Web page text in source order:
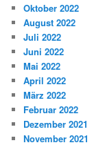
Oktober 2022
August 2022
Juli 2022
Juni 2022
Mai 2022
April 2022
März 2022
Februar 2022
Dezember 2021
November 2021